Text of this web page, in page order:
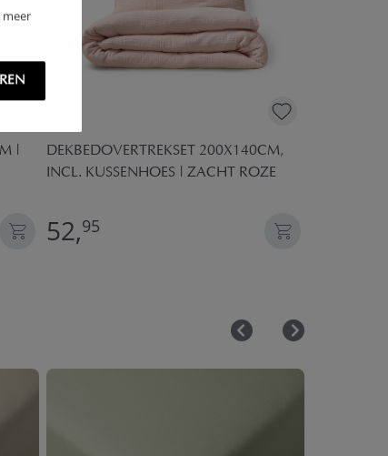
meer
|
DEKBEDOVERTREKSET 200X140CM,
INCL. KUSSENHOES | ZACHT ROZE
52,95